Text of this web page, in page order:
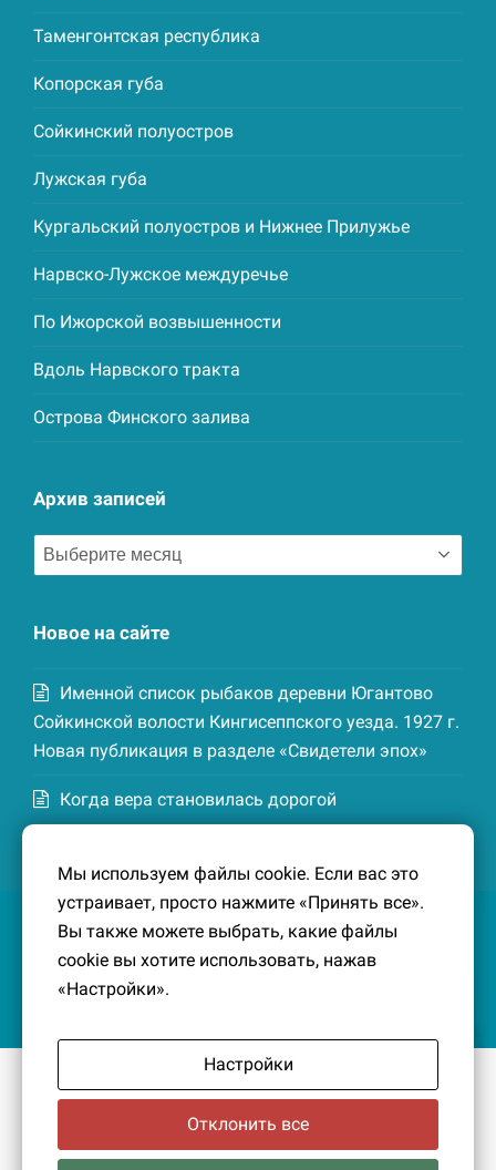
Таменгонтская республика
Копорская губа
Сойкинский полуостров
Лужская губа
Кургальский полуостров и Нижнее Прилужье
Нарвско-Лужское междуречье
По Ижорской возвышенности
Вдоль Нарвского тракта
Острова Финского залива
Архив записей
Архив
записей
Новое на сайте
Именной список рыбаков деревни Югантово
Сойкинской волости Кингисеппского уезда. 1927 г.
Новая публикация в разделе «Свидетели эпох»
Когда вера становилась дорогой
Котельской волости Кингисеппского уезда. 1926-
27 гг. Новая публикация в разделе «Свидетели
эпох»
малой Родины, без которого трудно представить себе
историко-культурный ландшафт Петербурга и
Ленинградской области.
Мы используем файлы cookie. Если вас это
устраивает, просто нажмите «Принять все».
Вы также можете выбрать, какие файлы
cookie вы хотите использовать, нажав
«Настройки».
Настройки
Отклонить все